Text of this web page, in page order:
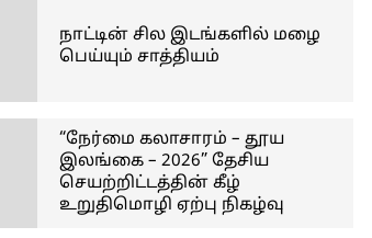
நாட்டின் சில இடங்களில் மழை
பெய்யும் சாத்தியம்
“நேர்மை கலாசாரம் – தூய
இலங்கை – 2026” தேசிய
செயற்றிட்டத்தின் கீழ்
உறுதிமொழி ஏற்பு நிகழ்வு